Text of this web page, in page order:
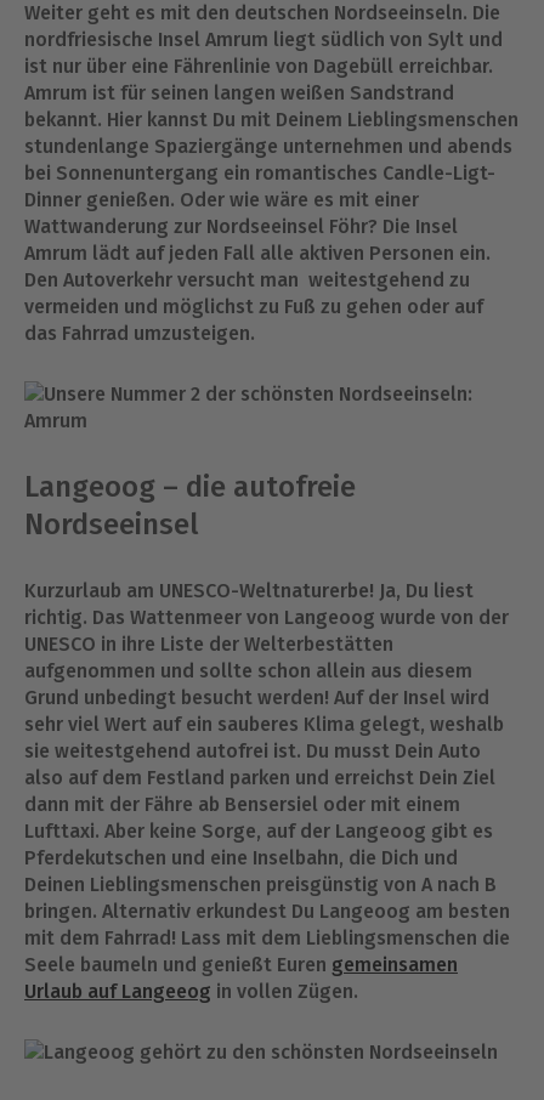
Weiter geht es mit den deutschen Nordseeinseln. Die
nordfriesische Insel Amrum liegt südlich von Sylt und
ist nur über eine Fährenlinie von Dagebüll erreichbar.
Amrum ist für seinen langen weißen Sandstrand
bekannt. Hier kannst Du mit Deinem Lieblingsmenschen
stundenlange Spaziergänge unternehmen und abends
bei Sonnenuntergang ein romantisches Candle-Ligt-
Dinner genießen. Oder wie wäre es mit einer
Wattwanderung zur Nordseeinsel Föhr? Die Insel
Amrum lädt auf jeden Fall alle aktiven Personen ein.
Den Autoverkehr versucht man weitestgehend zu
vermeiden und möglichst zu Fuß zu gehen oder auf
das Fahrrad umzusteigen.
Langeoog – die autofreie
Nordseeinsel
Kurzurlaub am UNESCO-Weltnaturerbe! Ja, Du liest
richtig. Das Wattenmeer von Langeoog wurde von der
UNESCO in ihre Liste der Welterbestätten
aufgenommen und sollte schon allein aus diesem
Grund unbedingt besucht werden! Auf der Insel wird
sehr viel Wert auf ein sauberes Klima gelegt, weshalb
sie weitestgehend autofrei ist. Du musst Dein Auto
also auf dem Festland parken und erreichst Dein Ziel
dann mit der Fähre ab Bensersiel oder mit einem
Lufttaxi. Aber keine Sorge, auf der Langeoog gibt es
Pferdekutschen und eine Inselbahn, die Dich und
Deinen Lieblingsmenschen preisgünstig von A nach B
bringen. Alternativ erkundest Du Langeoog am besten
mit dem Fahrrad! Lass mit dem Lieblingsmenschen die
Seele baumeln und genießt Euren gemeinsamen
Urlaub auf Langeeog in vollen Zügen.